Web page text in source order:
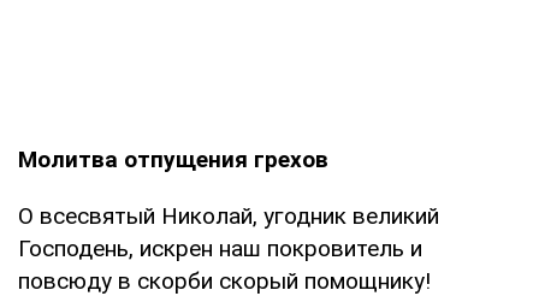
Молитва отпущения грехов
О всесвятый Николай, угодник великий
Господень, искрен наш покровитель и
повсюду в скорби скорый помощнику!